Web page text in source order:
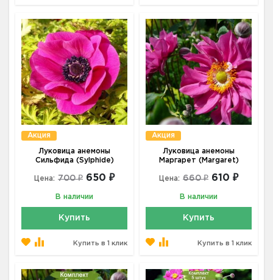
Акция
Луковица анемоны
Сильфида (Sylphide)
Цена: 700 ₽ 650 ₽
В наличии
Купить
Купить в 1 клик
Акция
Луковица анемоны
Маргарет (Margaret)
Цена: 660 ₽ 610 ₽
В наличии
Купить
Купить в 1 клик